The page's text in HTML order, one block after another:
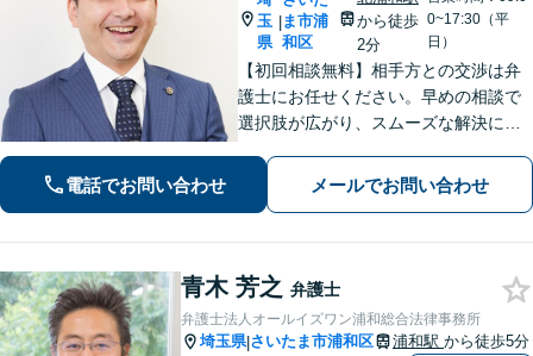
玉
県
|ま市浦
和区
から徒歩
2分
0~17:30（平
日）
【初回相談無料】相手方との交渉は弁
護士にお任せください。早めの相談で
選択肢が広がり、スムーズな解決につ
豊富】【示談成功・不起訴獲得の実績
豊富】あなたの権利を守り、最善の結
電話でお問い合わせ メールでお問い合わせ
青木 芳之 弁護士
弁護士法人オールイズワン浦和総合法律事務所
埼玉県|さいたま市浦和区 浦和駅 から徒歩5分